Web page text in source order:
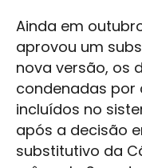
Ainda em
aprovou um
nova versão, os
condenadas por
incluídos no
após a decisão
substitutivo da